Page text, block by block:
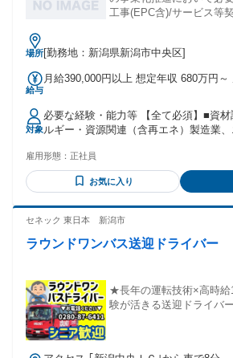
工事(EPC含)/サービス等
場所[勤務地：新潟県新潟市中央区]
給与
月給390,000円以上 想定年収 680万円～ 雇用形態 正社員 期間
本給￥390,000～を含む/月 諸手当：通
づき支給）、残業手当（残業時間に応じて別
間 有 期間：3ヶ月 備考：変更無
対象
必要な経験・能力等 【全て必須】■資
ルギー・資源関連（含再エネ）製造業
ター側の営業部門における契約・商務関連業
ライチェーン関連業務の実務経験(3年
資格等】■サービス（建設工事・役務
等） ■契約管理システムに関する知識、
■Excel・Word等による基本的な資料作成スキル
雇用形態： 正社員
お気に入り
セネック 東日本 新潟市
ラウンドワンバス送迎ドライバー
★長年の運転技術×高時給
験が活きる送迎ドライバ